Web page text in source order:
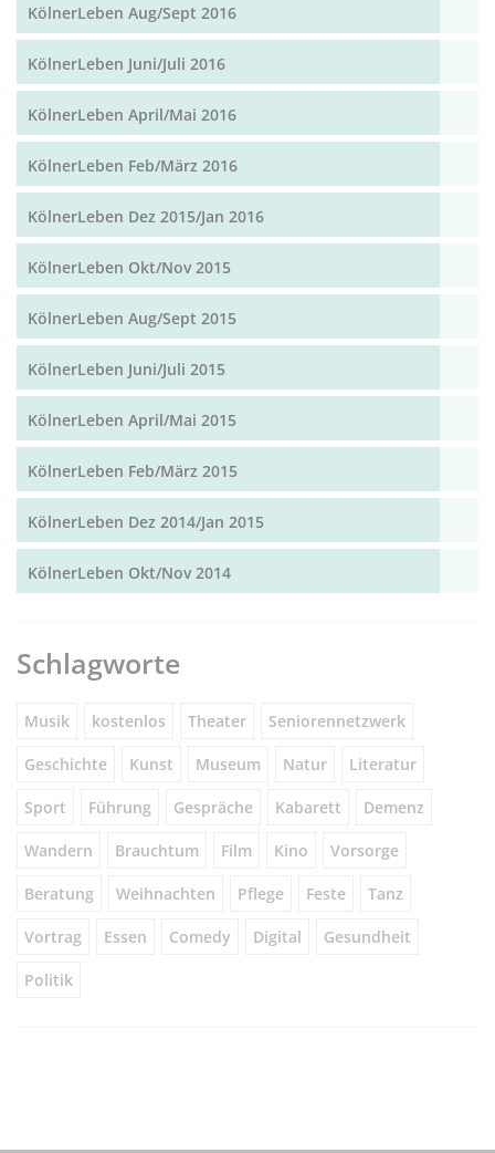
KölnerLeben Aug/Sept 2016
KölnerLeben Juni/Juli 2016
KölnerLeben April/Mai 2016
KölnerLeben Feb/März 2016
KölnerLeben Dez 2015/Jan 2016
KölnerLeben Okt/Nov 2015
KölnerLeben Aug/Sept 2015
KölnerLeben Juni/Juli 2015
KölnerLeben April/Mai 2015
KölnerLeben Feb/März 2015
KölnerLeben Dez 2014/Jan 2015
KölnerLeben Okt/Nov 2014
Schlagworte
Musik kostenlos Theater Seniorennetzwerk
Geschichte Kunst Museum Natur Literatur
Sport Führung Gespräche Kabarett Demenz
Wandern Brauchtum Film Kino Vorsorge
Beratung Weihnachten Pflege Feste Tanz
Vortrag Essen Comedy Digital Gesundheit
Politik